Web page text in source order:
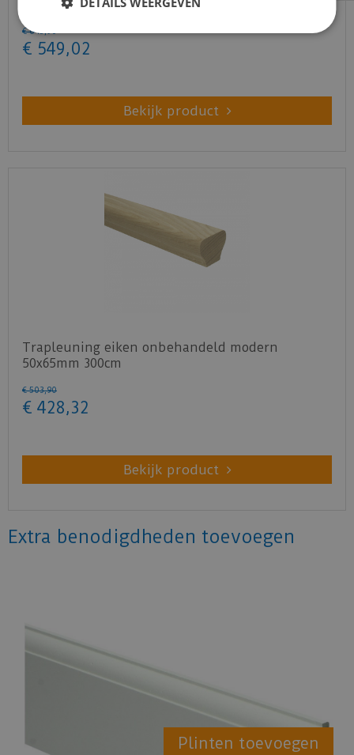
40x60mm 350cm
€ 645,90
€ 549,02
Bekijk product
Trapleuning eiken onbehandeld modern
50x65mm 300cm
€ 503,90
€ 428,32
Bekijk product
Extra benodigdheden toevoegen
Plinten toevoegen